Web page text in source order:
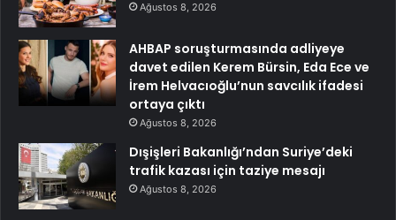
Ağustos 8, 2026
AHBAP soruşturmasında adliyeye
davet edilen Kerem Bürsin, Eda Ece ve
İrem Helvacıoğlu’nun savcılık ifadesi
ortaya çıktı
Ağustos 8, 2026
Dışişleri Bakanlığı’ndan Suriye’deki
trafik kazası için taziye mesajı
Ağustos 8, 2026